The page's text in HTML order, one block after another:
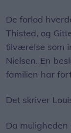
De forlod
Thisted, og
tilværelse som
Nielsen. En
familien har
Det skriver
Da